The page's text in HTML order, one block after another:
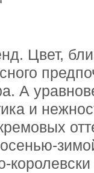
Цвет,
А
и
королевски